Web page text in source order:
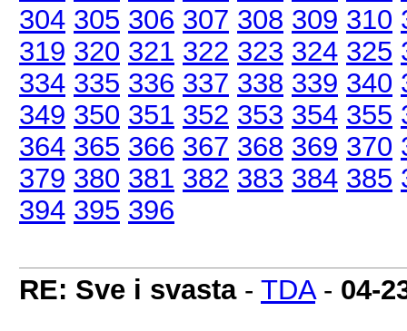
304 305 306 307 308 309 310
319 320 321 322 323 324 325
334 335 336 337 338 339 340
349 350 351 352 353 354 355
364 365 366 367 368 369 370
379 380 381 382 383 384 385
394 395 396
RE: Sve i svasta- TDA- 04-